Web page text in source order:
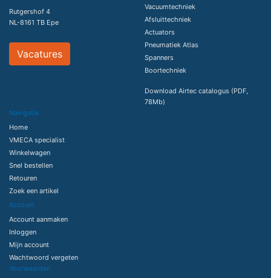
Rutgershof 4
NL-8161 TB Epe
Vacatures
Vacuumtechniek
Afsluittechniek
Actuators
Pneumatiek Atlas
Spanners
Boortechniek
Download Airtec catalogus (PDF,
78Mb)
Navigatie
Home
VMECA specialist
Winkelwagen
Snel bestellen
Retouren
Zoek een artikel
Account
Account aanmaken
Inloggen
Mijn account
Wachtwoord vergeten
Voorwaarden